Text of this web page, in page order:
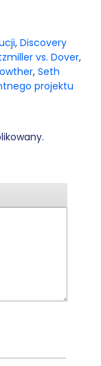
, Discovery
vs. Dover,
, Seth
projektu